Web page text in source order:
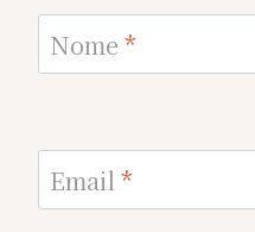
Nome *
Email*